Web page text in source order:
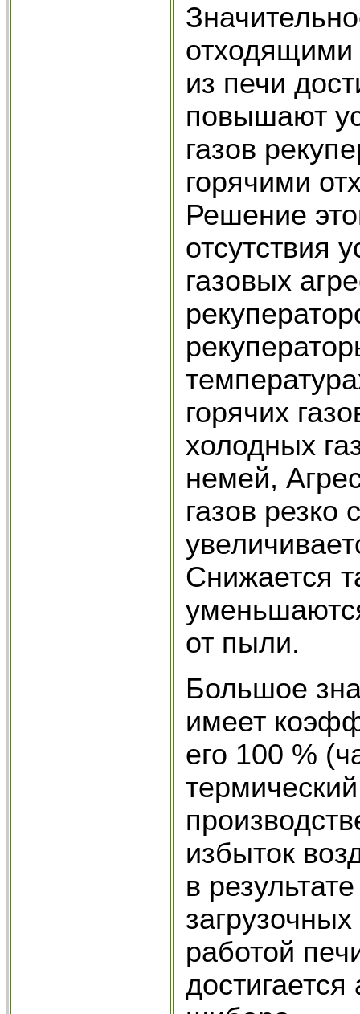
отходящими
из печи
повышают
газов
горячими
Решение
отсутствия
газовых
горячих
холодных
немей,
газов резко
Снижается
от пыли.
Большое
имеет
его 100 %
избыток
в
работой